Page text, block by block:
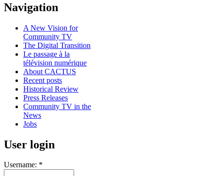
Navigation
A New Vision for
Community TV
The Digital Transition
Le passage à la
télévision numérique
About CACTUS
Recent posts
Historical Review
Press Releases
Community TV in the
News
Jobs
User login
Username: *